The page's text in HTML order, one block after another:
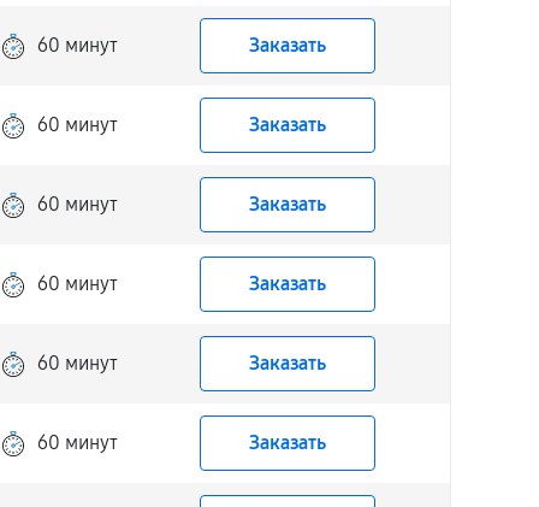
60 минут Заказать
60 минут Заказать
60 минут Заказать
60 минут Заказать
60 минут Заказать
60 минут Заказать